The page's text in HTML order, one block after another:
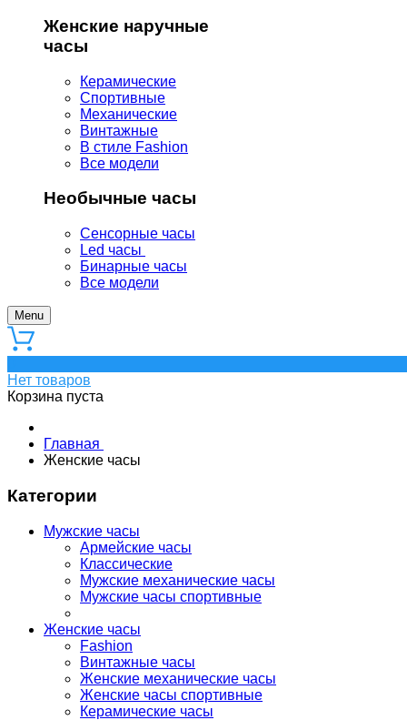
Женские наручные
часы
Керамические
Спортивные
Механические
Винтажные
В стиле Fashion
Все модели
Необычные часы
Сенсорные часы
Led часы
Бинарные часы
Все модели
Menu
Нет товаров
Корзина пуста
Главная
Женские часы
Категории
Мужские часы
Армейские часы
Классические
Мужские механические часы
Мужские часы спортивные
Женские часы
Fashion
Винтажные часы
Женские механические часы
Женские часы спортивные
Керамические часы